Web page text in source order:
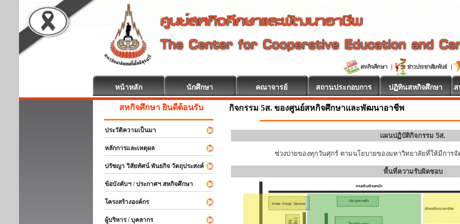
หน้าหลัก นักศึกษา คณาจารย์ สถานประกอบการ ปฏิทินสหกิจศึกษา
สหกิจศึกษา ยินดีต้อนรับ
ประวัติความเป็นมา
หลักการและเหตุผล
ปรัชญา วิสัยทัศน์ พันธกิจ วัตถุประสงค์
ข้อบังคับฯ / ประกาศฯ สหกิจศึกษา
โครงสร้างองค์กร
ผู้บริหาร / บุคลากร
กิจกรรม 5ส. ของศูนย์สหกิจศึกษาและพัฒนาอาชีพ
แผนปฏิบัติกิจกรรม 5ส.
ช่วงบ่ายของทุกวันศุกร์ ตามนโยบายของมหาวิทยาลัยที่ให้มีการจั
พื้นที่ความรับผิดชอบ